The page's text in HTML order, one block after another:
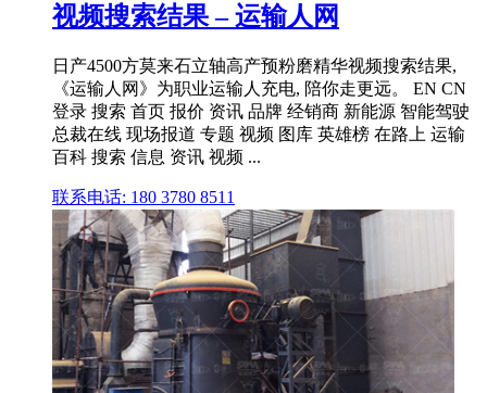
视频搜索结果 – 运输人网
日产4500方莫来石立轴高产预粉磨精华视频搜索结果,
《运输人网》为职业运输人充电, 陪你走更远。 EN CN
登录 搜索 首页 报价 资讯 品牌 经销商 新能源 智能驾驶
总裁在线 现场报道 专题 视频 图库 英雄榜 在路上 运输
百科 搜索 信息 资讯 视频 ...
联系电话: 180 3780 8511